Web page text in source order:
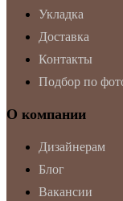
Укладка
Доставка
Контакты
Подбор по
О компании
Дизайнерам
Блог
Вакансии